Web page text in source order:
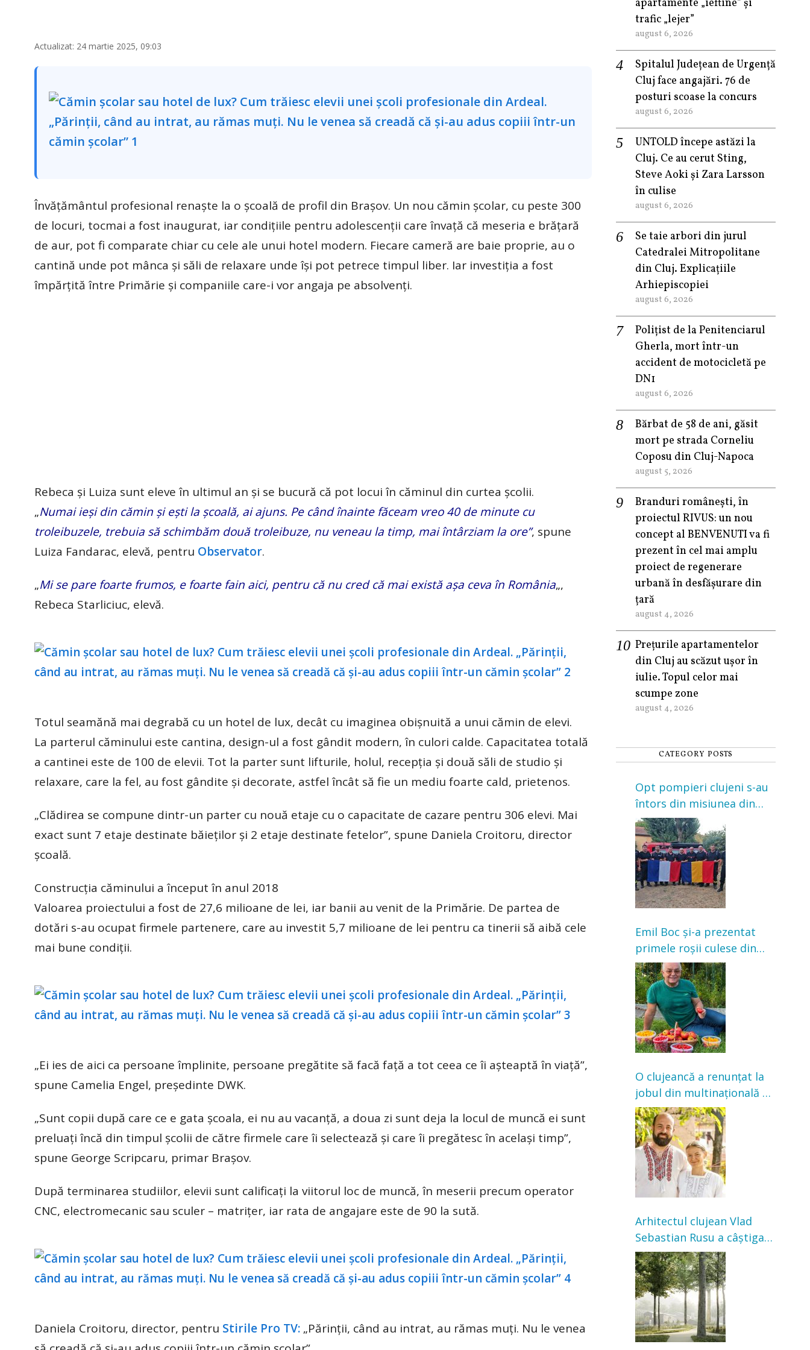
Actualizat: 24 martie 2025, 09:03
Învăţământul profesional renaște la o şcoală de profil din Brașov. Un nou cămin şcolar, cu peste 300
de locuri, tocmai a fost inaugurat, iar condițiile pentru adolescenții care învață că meseria e brățară
de aur, pot fi comparate chiar cu cele ale unui hotel modern. Fiecare cameră are baie proprie, au o
cantină unde pot mânca şi săli de relaxare unde îşi pot petrece timpul liber. Iar investiția a fost
împărțită între Primărie și companiile care-i vor angaja pe absolvenți.
Rebeca și Luiza sunt eleve în ultimul an și se bucură că pot locui în căminul din curtea școlii.
„Numai ieşi din cămin şi eşti la şcoală, ai ajuns. Pe când înainte făceam vreo 40 de minute cu
troleibuzele, trebuia să schimbăm două troleibuze, nu veneau la timp, mai întârziam la ore”, spune
Luiza Fandarac, elevă, pentru Observator.
„Mi se pare foarte frumos, e foarte fain aici, pentru că nu cred că mai există aşa ceva în România„,
Rebeca Starliciuc, elevă.
Totul seamănă mai degrabă cu un hotel de lux, decât cu imaginea obișnuită a unui cămin de elevi.
La parterul căminului este cantina, design-ul a fost gândit modern, în culori calde. Capacitatea totală
a cantinei este de 100 de elevii. Tot la parter sunt lifturile, holul, recepţia şi două săli de studio şi
relaxare, care la fel, au fost gândite şi decorate, astfel încât să fie un mediu foarte cald, prietenos.
„Clădirea se compune dintr-un parter cu nouă etaje cu o capacitate de cazare pentru 306 elevi. Mai
exact sunt 7 etaje destinate băieţilor şi 2 etaje destinate fetelor”, spune Daniela Croitoru, director
şcoală.
Construcția căminului a început în anul 2018
Valoarea proiectului a fost de 27,6 milioane de lei, iar banii au venit de la Primărie. De partea de
dotări s-au ocupat firmele partenere, care au investit 5,7 milioane de lei pentru ca tinerii să aibă cele
mai bune condiţii.
„Ei ies de aici ca persoane împlinite, persoane pregătite să facă faţă a tot ceea ce îi aşteaptă în viaţă”,
spune Camelia Engel, președinte DWK.
„Sunt copii după care ce e gata şcoala, ei nu au vacanţă, a doua zi sunt deja la locul de muncă ei sunt
preluaţi încă din timpul şcolii de către firmele care îi selectează şi care îi pregătesc în acelaşi timp”,
spune George Scripcaru, primar Brașov.
După terminarea studiilor, elevii sunt calificați la viitorul loc de muncă, în meserii precum operator
CNC, electromecanic sau sculer – matrițer, iar rata de angajare este de 90 la sută.
Daniela Croitoru, director, pentru Stirile Pro TV: „Părinții, când au intrat, au rămas muți. Nu le venea
apartamente „ieftine” și
trafic „lejer”
august 6, 2026
Spitalul Județean de Urgență
Cluj face angajări. 76 de
posturi scoase la concurs
august 6, 2026
UNTOLD începe astăzi la
Cluj. Ce au cerut Sting,
Steve Aoki și Zara Larsson
în culise
august 6, 2026
Se taie arbori din jurul
Catedralei Mitropolitane
din Cluj. Explicațiile
Arhiepiscopiei
august 6, 2026
Polițist de la Penitenciarul
Gherla, mort într-un
accident de motocicletă pe
DN1
august 6, 2026
Bărbat de 58 de ani, găsit
mort pe strada Corneliu
Coposu din Cluj-Napoca
august 5, 2026
Branduri românești, în
proiectul RIVUS: un nou
concept al BENVENUTI va fi
prezent în cel mai amplu
proiect de regenerare
urbană în desfășurare din
țară
august 4, 2026
Prețurile apartamentelor
din Cluj au scăzut ușor în
iulie. Topul celor mai
scumpe zone
august 4, 2026
CATEGORY POSTS
Opt pompieri clujeni s-au
întors din misiunea din
Franța. Au intervenit la
incendii de vegetație și
pădure
Emil Boc și-a prezentat
primele roșii culese din
grădină: „Niciun magazin
nu poate oferi această
satisfacție”
O clujeancă a renunțat la
jobul din multinațională și
s-a mutat la țară. Acum
cultivă legume în grădina
bunicilor
Arhitectul clujean Vlad
Sebastian Rusu a câștigat
concursul pentru
transformarea Grădinii
Casei Universitarilor